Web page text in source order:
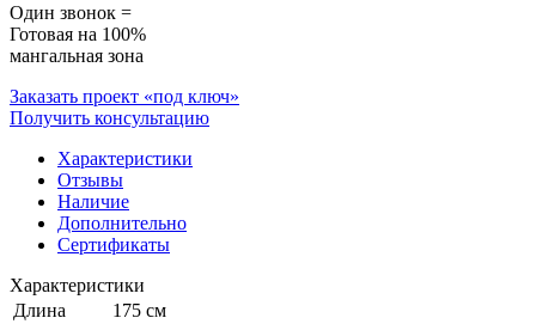
Один звонок =
Готовая на 100%
мангальная зона
Заказать проект «под ключ»
Получить консультацию
Характеристики
Отзывы
Наличие
Дополнительно
Сертификаты
Характеристики
Длина
175 см